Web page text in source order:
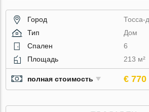
Город
Тосса-
Тип
Дом
Спален
6
Площадь
213 м²
полная стоимость € 770